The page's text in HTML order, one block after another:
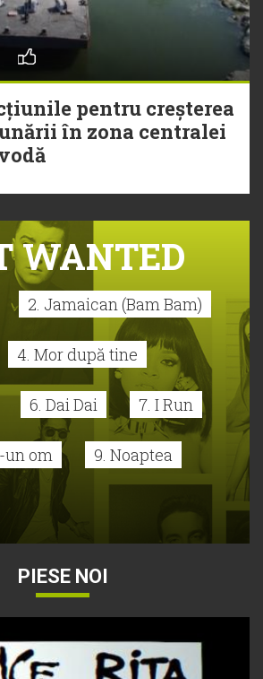
pentru creșterea
în zona centralei
WANTED
2. Jamaican (Bam Bam)
4. Mor după tine
6. Dai Dai 7. I Run
un om 9. Noaptea
PIESE NOI